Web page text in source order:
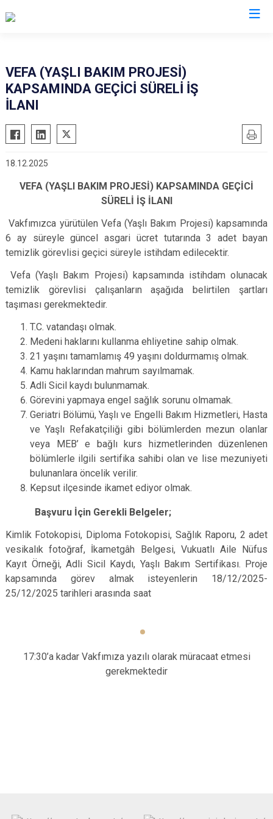
Ayvalık
Bandırma
Dursunbey
Erdek
Gömeç
Havran
Savaştepe
Sındırgı
Susurluk
Karesi
VEFA (YAŞLI BAKIM PROJESİ)
KAPSAMINDA GEÇİCİ SÜRELİ İŞ
İLANI
18.12.2025
VEFA (YAŞLI BAKIM PROJESİ) KAPSAMINDA GEÇİCİ
SÜRELİ İŞ İLANI
Vakfımızca yürütülen Vefa (Yaşlı Bakım Projesi) kapsamında
6 ay süreyle güncel asgari ücret tutarında 3 adet bayan
temizlik görevlisi geçici süreyle istihdam edilecektir.
Vefa (Yaşlı Bakım Projesi) kapsamında istihdam olunacak
temizlik görevlisi çalışanların aşağıda belirtilen şartları
taşıması gerekmektedir.
T.C. vatandaşı olmak.
Medeni haklarını kullanma ehliyetine sahip olmak.
21 yaşını tamamlamış 49 yaşını doldurmamış olmak.
Kamu haklarından mahrum sayılmamak.
Adli Sicil kaydı bulunmamak.
Görevini yapmaya engel sağlık sorunu olmamak.
Geriatri Bölümü, Yaşlı ve Engelli Bakım Hizmetleri, Hasta
ve Yaşlı Refakatçiliği gibi bölümlerden mezun olanlar
veya MEB’ e bağlı kurs hizmetlerinden düzenlenen
bölümlerle ilgili sertifika sahibi olan ve lise mezuniyeti
bulunanlara öncelik verilir.
Kepsut ilçesinde ikamet ediyor olmak.
Başvuru İçin Gerekli Belgeler;
Kimlik Fotokopisi, Diploma Fotokopisi, Sağlık Raporu, 2 adet
vesikalık fotoğraf, İkametgâh Belgesi, Vukuatlı Aile Nüfus
Kayıt Örneği, Adli Sicil Kaydı, Yaşlı Bakım Sertifikası. Proje
kapsamında görev almak isteyenlerin 18/12/2025-
25/12/2025 tarihleri arasında saat
17:30’a kadar Vakfımıza yazılı olarak müracaat etmesi
gerekmektedir